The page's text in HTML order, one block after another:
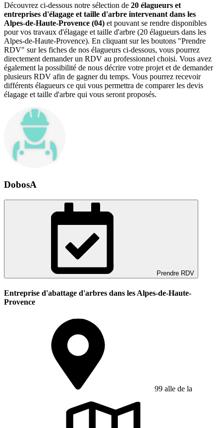
Découvrez ci-dessous notre sélection de 20 élagueurs et
entreprises d'élagage et taille d'arbre intervenant dans les
Alpes-de-Haute-Provence (04) et pouvant se rendre disponibles
pour vos travaux d'élagage et taille d'arbre (20 élagueurs dans les
Alpes-de-Haute-Provence). En cliquant sur les boutons "Prendre
RDV" sur les fiches de nos élagueurs ci-dessous, vous pourrez
directement demander un RDV au professionnel choisi. Vous avez
également la possibilité de nous décrire votre projet et de demander
plusieurs RDV afin de gagner du temps. Vous pourrez recevoir
différents élagueurs ce qui vous permettra de comparer les devis
élagage et taille d'arbre qui vous seront proposés.
DobosA
Prendre RDV
Entreprise d'abattage d'arbres dans les Alpes-de-Haute-
Provence
99 alle de la